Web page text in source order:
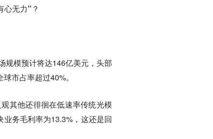
无力”？
规模预计将达146亿美元，头部
市占率超过40%。
其他还徘徊在低速率传统光模
务毛利率为13.3%，这还是回